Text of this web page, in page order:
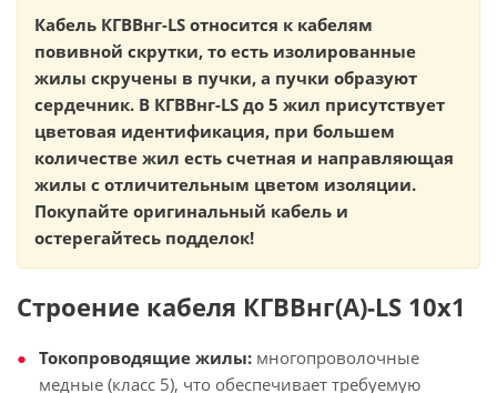
Кабель КГВВнг-LS относится к кабелям
повивной скрутки, то есть изолированные
жилы скручены в пучки, а пучки образуют
сердечник. В КГВВнг-LS до 5 жил присутствует
цветовая идентификация, при большем
количестве жил есть счетная и направляющая
жилы с отличительным цветом изоляции.
Покупайте оригинальный кабель и
остерегайтесь подделок!
Строение кабеля КГВВнг(А)-LS 10х1
Токопроводящие жилы: многопроволочные
медные (класс 5), что обеспечивает требуемую